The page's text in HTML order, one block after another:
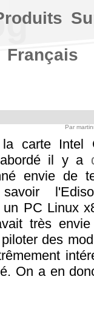
Par
carte Intel
il y a
envie de
un PC Linux
très
des
On a en
Français